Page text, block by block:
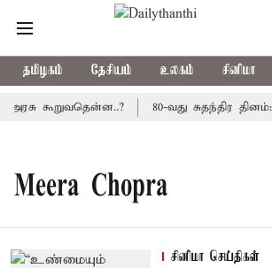
தமிழகம் தேசியம் உலகம் சினிமா
கூறுவதென்ன..? 80-வது சுதந்திர
Meera Chopra
சினிமா செய்திகள்